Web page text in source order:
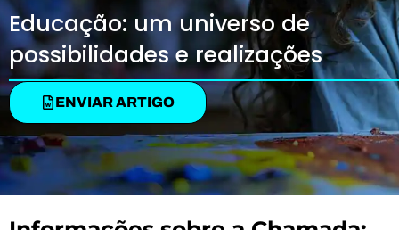
Educação: um universo de
possibilidades e realizações
ENVIAR ARTIGO